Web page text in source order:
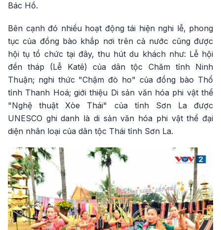
Bác Hồ.
Bên cạnh đó nhiều hoạt động tái hiện nghi lễ, phong
tục của đồng bào khắp nơi trên cả nước cũng được
hội tụ tổ chức tại đây, thu hút du khách như: Lễ hội
đền tháp (Lễ Katê) của dân tộc Chăm tỉnh Ninh
Thuận; nghi thức "Chậm đò ho" của đồng bào Thổ
tỉnh Thanh Hoá; giới thiệu Di sản văn hóa phi vật thể
"Nghệ thuật Xòe Thái" của tỉnh Sơn La được
UNESCO ghi danh là di sản văn hóa phi vật thể đại
diện nhân loại của dân tộc Thái tỉnh Sơn La.